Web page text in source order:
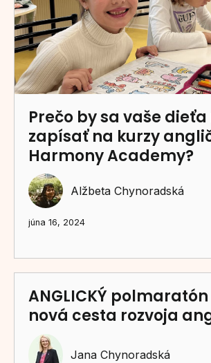
Prečo by sa vaše
zapísať na kurzy
Harmony Academy?
Alžbeta Chynoradská
júna 16, 2024
ANGLICKÝ
nová cesta rozvoja
Jana Chynoradská